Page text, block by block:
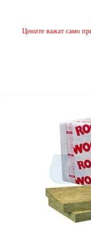
​Цените важат само